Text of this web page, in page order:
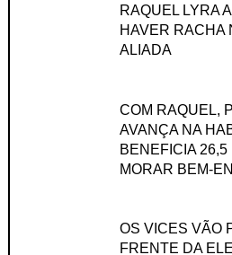
RAQUEL LYRA
HAVER RACHA
ALIADA
COM RAQUEL,
AVANÇA NA
BENEFICIA 26,5
MORAR BEM-
OS VICES VÃO
FRENTE DA